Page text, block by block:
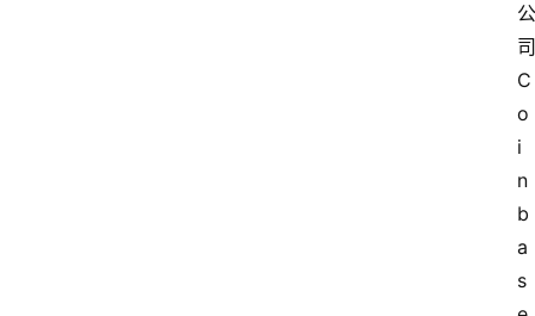
公
司
C
o
i
n
b
a
s